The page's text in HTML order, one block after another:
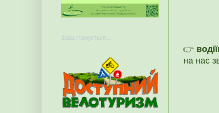
👉
на нас
Завантажується...